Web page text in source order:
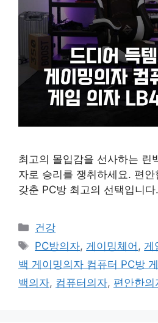
최고의 몰입감을 선사하는 린
자로 승리를 쟁취하세요. 편
갖춘 PC방 최고의 선택입니다.
카
테
리
건강
태
그
PC방의자, 게이밍체어 , 게
백 게이밍의자 컴퓨터 PC방
백의자, 컴퓨터의자, 편안한의